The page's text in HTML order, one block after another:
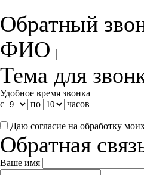
Обратный
ФИО
Тема для
Удобное время звонка
с
по часов
Даю согласие на обработку
Обратная
Ваше имя